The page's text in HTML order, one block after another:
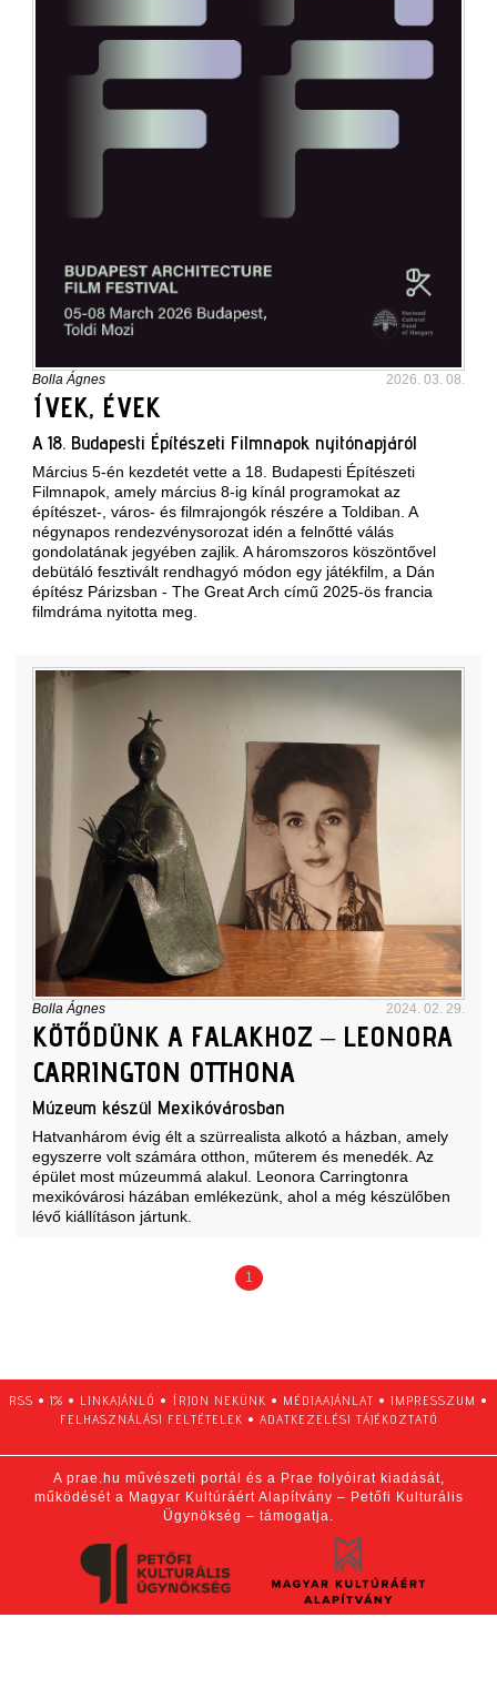
Bolla Ágnes 2026. 03. 08.
ÍVEK, ÉVEK
A 18. Budapesti Építészeti Filmnapok nyitónapjáról
Március 5-én kezdetét vette a 18. Budapesti Építészeti
Filmnapok, amely március 8-ig kínál programokat az
építészet-, város- és filmrajongók részére a Toldiban. A
négynapos rendezvénysorozat idén a felnőtté válás
gondolatának jegyében zajlik. A háromszoros köszöntővel
debütáló fesztivált rendhagyó módon egy játékfilm, a Dán
építész Párizsban - The Great Arch című 2025-ös francia
filmdráma nyitotta meg.
Bolla Ágnes 2024. 02. 29.
KÖTŐDÜNK A FALAKHOZ – LEONORA
CARRINGTON OTTHONA
Múzeum készül Mexikóvárosban
Hatvanhárom évig élt a szürrealista alkotó a házban, amely
egyszerre volt számára otthon, műterem és menedék. Az
épület most múzeummá alakul. Leonora Carringtonra
mexikóvárosi házában emlékezünk, ahol a még készülőben
lévő kiállításon jártunk.
1
RSS • 1% • LINKAJÁNLÓ • ÍRJON NEKÜNK • MÉDIAAJÁNLAT • IMPRESSZUM •
FELHASZNÁLÁSI FELTÉTELEK • ADATKEZELÉSI TÁJÉKOZTATÓ
A prae.hu művészeti portál és a Prae folyóirat kiadását,
működését a Magyar Kultúráért Alapítvány – Petőfi Kulturális
Ügynökség – támogatja.